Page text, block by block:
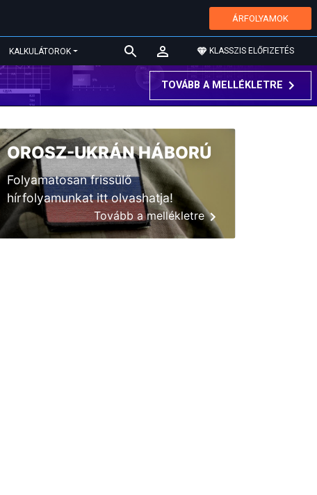
ÁRFOLYAMOK
KALKULÁTOROK KLASSZIS ELŐFIZETÉS
TOVÁBB A MELLÉKLETRE
OROSZ-UKRÁN HÁBORÚ
Folyamatosan frissülő
hírfolyamunkat itt olvashatja!
Tovább a mellékletre